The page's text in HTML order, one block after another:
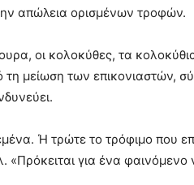
απώλεια ορισμένων τροφών.
οι κολοκύθες, τα
τη μείωση των
Ή τρώτε το τρόφιμο που
«Πρόκειται για ένα φαινόμενο